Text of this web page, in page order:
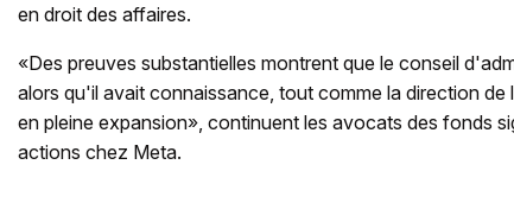
en droit des affaires.
«Des preuves substantielles montrent que le conseil
alors qu'il avait connaissance, tout comme la direction de
en pleine expansion», continuent les avocats des fonds
actions chez Meta.